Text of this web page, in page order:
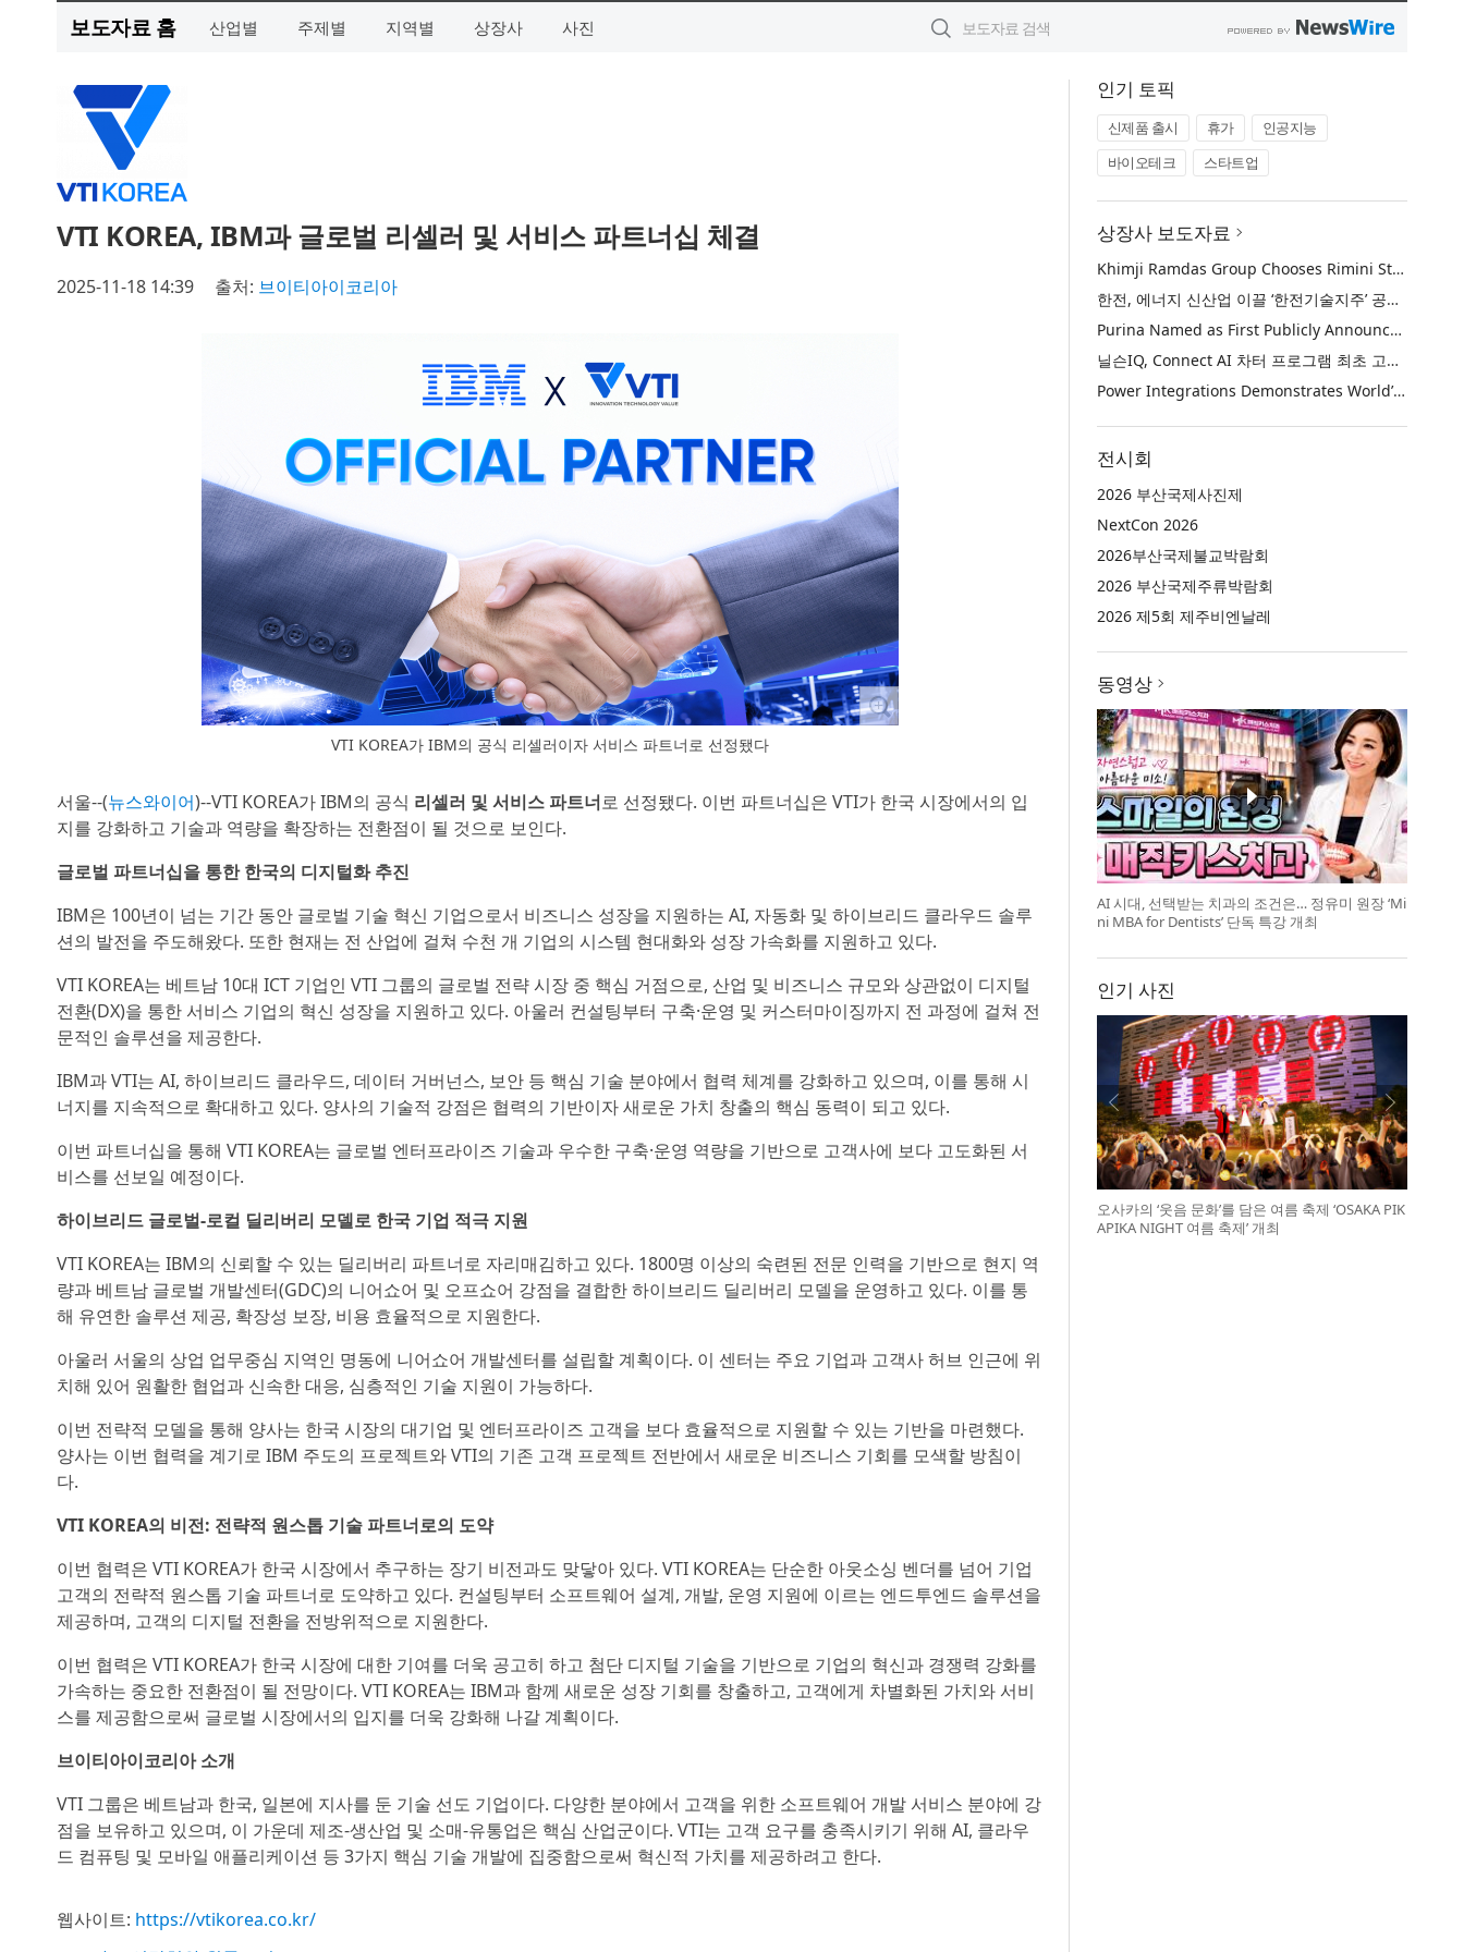
보도자료 홈 산업별 주제별 지역별 상장사 사진
VTI KOREA, IBM과 글로벌 리셀러 및 서비스 파트너십 체결
2025-11-18 14:39 출처: 브이티아이코리아
VTI KOREA가 IBM의 공식 리셀러이자 서비스 파트너로 선정됐다
서울--(뉴스와이어)--VTI KOREA가 IBM의 공식 리셀러 및 서비스 파트너로 선정됐다. 이번 파트너십은 VTI가 한국 시장에서의 입
지를 강화하고 기술과 역량을 확장하는 전환점이 될 것으로 보인다.
글로벌 파트너십을 통한 한국의 디지털화 추진
IBM은 100년이 넘는 기간 동안 글로벌 기술 혁신 기업으로서 비즈니스 성장을 지원하는 AI, 자동화 및 하이브리드 클라우드 솔루
션의 발전을 주도해왔다. 또한 현재는 전 산업에 걸쳐 수천 개 기업의 시스템 현대화와 성장 가속화를 지원하고 있다.
VTI KOREA는 베트남 10대 ICT 기업인 VTI 그룹의 글로벌 전략 시장 중 핵심 거점으로, 산업 및 비즈니스 규모와 상관없이 디지털
전환(DX)을 통한 서비스 기업의 혁신 성장을 지원하고 있다. 아울러 컨설팅부터 구축·운영 및 커스터마이징까지 전 과정에 걸쳐 전
문적인 솔루션을 제공한다.
IBM과 VTI는 AI, 하이브리드 클라우드, 데이터 거버넌스, 보안 등 핵심 기술 분야에서 협력 체계를 강화하고 있으며, 이를 통해 시
너지를 지속적으로 확대하고 있다. 양사의 기술적 강점은 협력의 기반이자 새로운 가치 창출의 핵심 동력이 되고 있다.
이번 파트너십을 통해 VTI KOREA는 글로벌 엔터프라이즈 기술과 우수한 구축·운영 역량을 기반으로 고객사에 보다 고도화된 서
비스를 선보일 예정이다.
하이브리드 글로벌-로컬 딜리버리 모델로 한국 기업 적극 지원
VTI KOREA는 IBM의 신뢰할 수 있는 딜리버리 파트너로 자리매김하고 있다. 1800명 이상의 숙련된 전문 인력을 기반으로 현지 역
량과 베트남 글로벌 개발센터(GDC)의 니어쇼어 및 오프쇼어 강점을 결합한 하이브리드 딜리버리 모델을 운영하고 있다. 이를 통
해 유연한 솔루션 제공, 확장성 보장, 비용 효율적으로 지원한다.
아울러 서울의 상업 업무중심 지역인 명동에 니어쇼어 개발센터를 설립할 계획이다. 이 센터는 주요 기업과 고객사 허브 인근에 위
치해 있어 원활한 협업과 신속한 대응, 심층적인 기술 지원이 가능하다.
이번 전략적 모델을 통해 양사는 한국 시장의 대기업 및 엔터프라이즈 고객을 보다 효율적으로 지원할 수 있는 기반을 마련했다.
양사는 이번 협력을 계기로 IBM 주도의 프로젝트와 VTI의 기존 고객 프로젝트 전반에서 새로운 비즈니스 기회를 모색할 방침이
다.
VTI KOREA의 비전: 전략적 원스톱 기술 파트너로의 도약
이번 협력은 VTI KOREA가 한국 시장에서 추구하는 장기 비전과도 맞닿아 있다. VTI KOREA는 단순한 아웃소싱 벤더를 넘어 기업
고객의 전략적 원스톱 기술 파트너로 도약하고 있다. 컨설팅부터 소프트웨어 설계, 개발, 운영 지원에 이르는 엔드투엔드 솔루션을
제공하며, 고객의 디지털 전환을 전방위적으로 지원한다.
이번 협력은 VTI KOREA가 한국 시장에 대한 기여를 더욱 공고히 하고 첨단 디지털 기술을 기반으로 기업의 혁신과 경쟁력 강화를
가속하는 중요한 전환점이 될 전망이다. VTI KOREA는 IBM과 함께 새로운 성장 기회를 창출하고, 고객에게 차별화된 가치와 서비
스를 제공함으로써 글로벌 시장에서의 입지를 더욱 강화해 나갈 계획이다.
브이티아이코리아 소개
VTI 그룹은 베트남과 한국, 일본에 지사를 둔 기술 선도 기업이다. 다양한 분야에서 고객을 위한 소프트웨어 개발 서비스 분야에 강
점을 보유하고 있으며, 이 가운데 제조-생산업 및 소매-유통업은 핵심 산업군이다. VTI는 고객 요구를 충족시키기 위해 AI, 클라우
드 컴퓨팅 및 모바일 애플리케이션 등 3가지 핵심 기술 개발에 집중함으로써 혁신적 가치를 제공하려고 한다.
웹사이트: https://vtikorea.co.kr/
인기 토픽
신제품 출시 휴가
인공지능
바이오테크
스타트업
상장사 보도자료
Khimji Ramdas Group Chooses Rimini Street to Reduce SAP Support Costs, Protect 700+ Customizations and Reinvest Savings in Innovation
한전, 에너지 신산업 이끌 ‘한전기술지주’ 공식 출범
Purina Named as First Publicly Announced NIQ ConnectAI Charter Client
닐슨IQ, Connect AI 차터 프로그램 최초 고객사 ‘퓨리나’ 선정
Power Integrations Demonstrates World’s First 2200 V GaN Technology for Next-Era High-Voltage Power Systems
전시회
2026 부산국제사진제
NextCon 2026
2026부산국제불교박람회
2026 부산국제주류박람회
2026 제5회 제주비엔날레
동영상
AI 시대, 선택받는 치과의 조건은… 정유미 원장 ‘Mi
ni MBA for Dentists’ 단독 특강 개최
인기 사진
오사카의 ‘웃음 문화’를 담은 여름 축제 ‘OSAKA PIK
APIKA NIGHT 여름 축제’ 개최